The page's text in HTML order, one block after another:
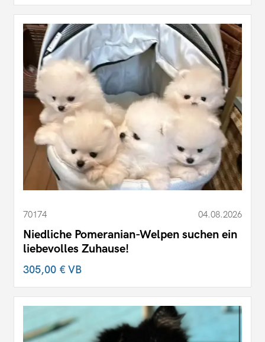
70174 04.08.2026
Niedliche Pomeranian-Welpen suchen ein
liebevolles Zuhause!
305,00 €VB